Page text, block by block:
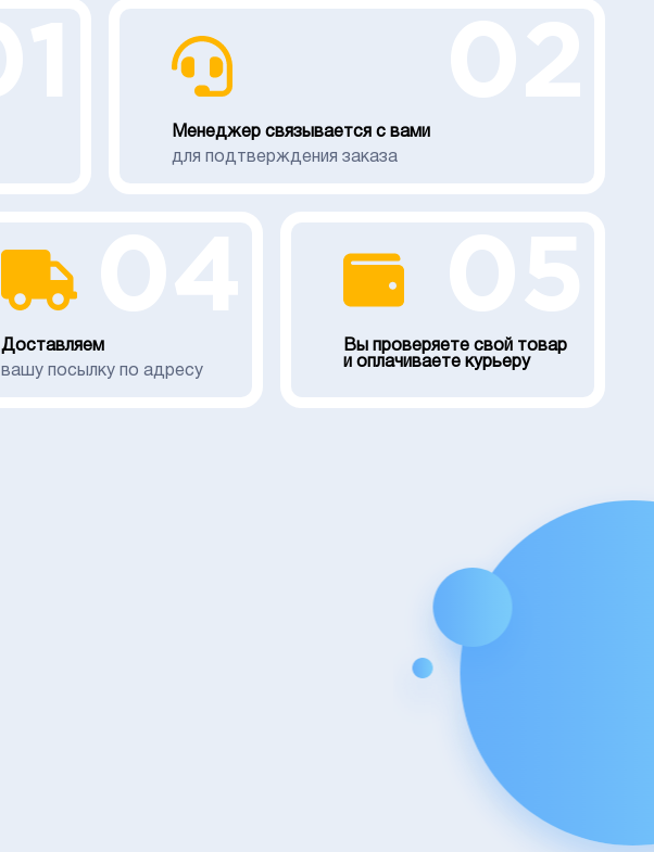
Менеджер связывается с вами
для подтверждения заказа
Доставляем
вашу посылку по адресу
Вы проверяете свой товар
и оплачиваете курьеру